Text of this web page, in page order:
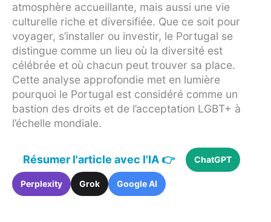
atmosphère accueillante, mais aussi une vie
culturelle riche et diversifiée. Que ce soit pour
voyager, s’installer ou investir, le Portugal se
distingue comme un lieu où la diversité est
célébrée et où chacun peut trouver sa place.
Cette analyse approfondie met en lumière
pourquoi le Portugal est considéré comme un
bastion des droits et de l’acceptation LGBT+ à
l’échelle mondiale.
Résumer l'article avec l'IA 👉 ChatGPT
Perplexity Grok Google AI